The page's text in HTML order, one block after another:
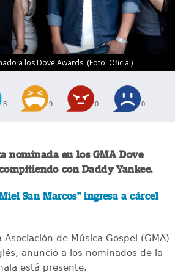
a los Dove Awards. (Foto: Oficial)
3 9 0 0
nominada en los GMA Dove
con Daddy Yankee.
San Marcos" ingresa a cárcel
de Música Gospel (GMA)
anunció a los nominados de la
está presente.